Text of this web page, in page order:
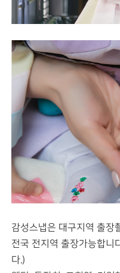
감성스냅은 대구지역 출장
전국 전지역 출장가능합니
다.)